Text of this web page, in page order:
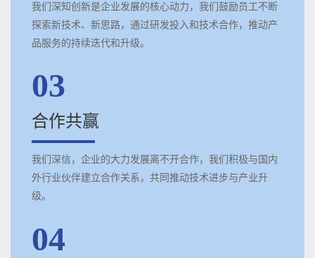
我们深知创新是企业发展的核心动力，我们鼓励员工不断
探索新技术、新思路，通过研发投入和技术合作，推动产
品服务的持续迭代和升级。
03
合作共赢
我们深信，企业的大力发展离不开合作，我们积极与国内
外行业伙伴建立合作关系，共同推动技术进步与产业升
级。
04